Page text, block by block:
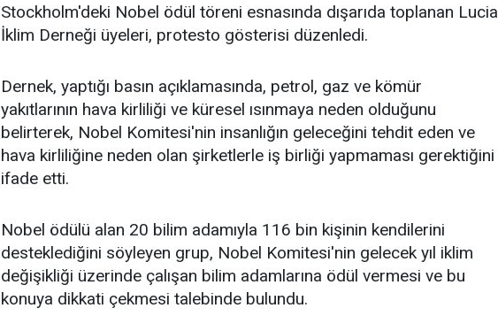
Stockholm'deki Nobel ödül töreni esnasında dışarıda toplanan Lucia
İklim Derneği üyeleri, protesto gösterisi düzenledi.
Dernek, yaptığı basın açıklamasında, petrol, gaz ve kömür
yakıtlarının hava kirliliği ve küresel ısınmaya neden olduğunu
belirterek, Nobel Komitesi'nin insanlığın geleceğini tehdit eden ve
hava kirliliğine neden olan şirketlerle iş birliği yapmaması gerektiğini
ifade etti.
Nobel ödülü alan 20 bilim adamıyla 116 bin kişinin kendilerini
desteklediğini söyleyen grup, Nobel Komitesi'nin gelecek yıl iklim
değişikliği üzerinde çalışan bilim adamlarına ödül vermesi ve bu
konuya dikkati çekmesi talebinde bulundu.